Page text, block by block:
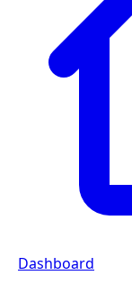
Dashboard